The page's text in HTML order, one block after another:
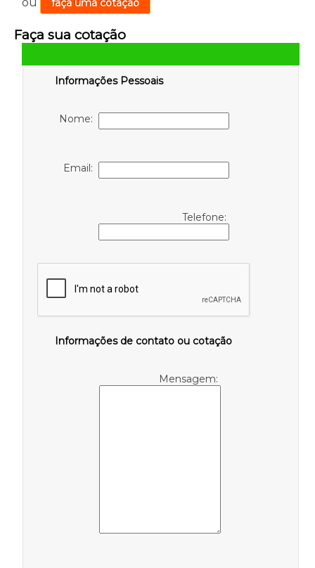
faça uma cotação
Faça sua cotação
Informações Pessoais
Nome:
Email:
Telefone:
Informações de contato ou cotação
Mensagem: